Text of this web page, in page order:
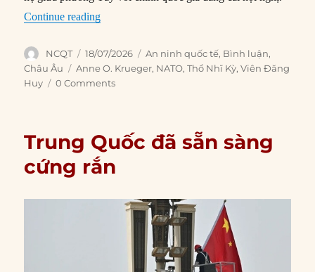
Continue reading“Thế tiến thoái lưỡng nan của phương Tây đối
Author
NCQT
Posted
on
18/07/2026 Categories
An ninh quốc tế, Bình luận,
Châu Âu
Tags
Anne O. Krueger, NATO,Thổ Nhĩ Kỳ,Viên Đăng
Huy
0 Comments
Trung Quốc đã sẵn sàng
cứng rắn